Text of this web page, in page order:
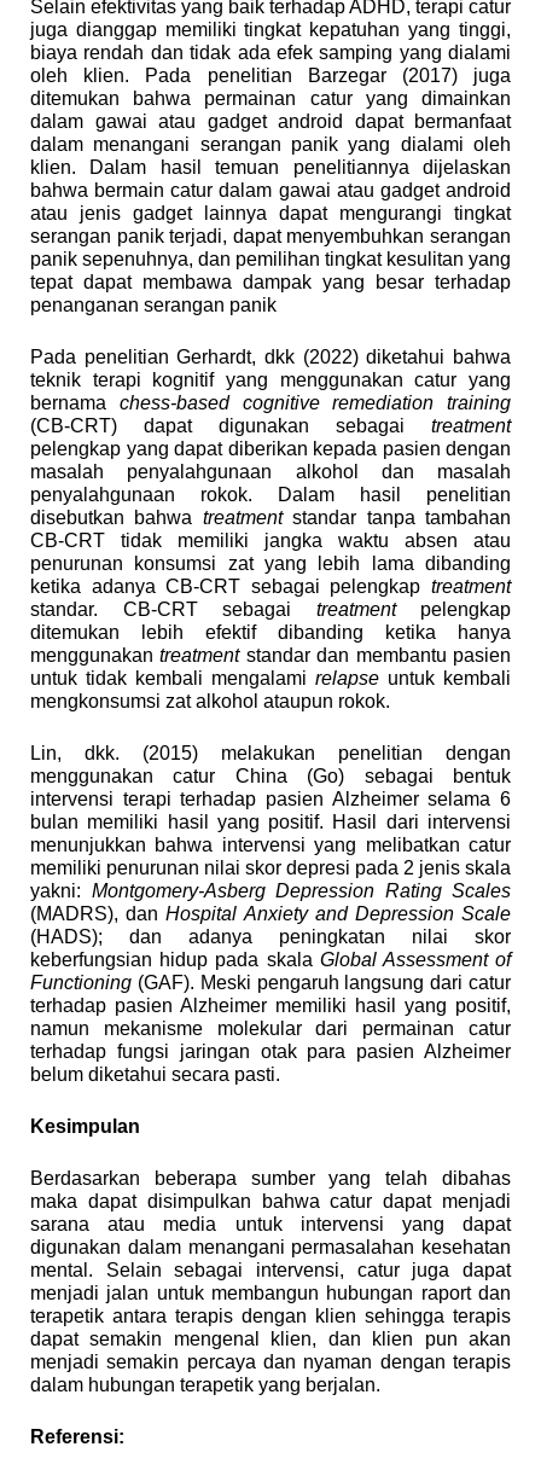
Selain efektivitas yang baik terhadap ADHD, terapi catur
juga dianggap memiliki tingkat kepatuhan yang tinggi,
biaya rendah dan tidak ada efek samping yang dialami
oleh klien. Pada penelitian Barzegar (2017) juga
ditemukan bahwa permainan catur yang dimainkan
dalam gawai atau gadget android dapat bermanfaat
dalam menangani serangan panik yang dialami oleh
klien. Dalam hasil temuan penelitiannya dijelaskan
bahwa bermain catur dalam gawai atau gadget android
atau jenis gadget lainnya dapat mengurangi tingkat
serangan panik terjadi, dapat menyembuhkan serangan
panik sepenuhnya, dan pemilihan tingkat kesulitan yang
tepat dapat membawa dampak yang besar terhadap
penanganan serangan panik
Pada penelitian Gerhardt, dkk (2022) diketahui bahwa
teknik terapi kognitif yang menggunakan catur yang
bernama chess-based cognitive remediation training
(CB-CRT) dapat digunakan sebagai treatment
pelengkap yang dapat diberikan kepada pasien dengan
masalah penyalahgunaan alkohol dan masalah
penyalahgunaan rokok. Dalam hasil penelitian
disebutkan bahwa treatmentstandar tanpa tambahan
CB-CRT tidak memiliki jangka waktu absen atau
penurunan konsumsi zat yang lebih lama dibanding
ketika adanya CB-CRT sebagai pelengkap treatment
standar. CB-CRT sebagai treatmentpelengkap
ditemukan lebih efektif dibanding ketika hanya
menggunakantreatmentstandar dan membantu pasien
untuk tidak kembali mengalami relapse untuk kembali
mengkonsumsi zat alkohol ataupun rokok.
Lin, dkk. (2015) melakukan penelitian dengan
menggunakan catur China (Go) sebagai bentuk
intervensi terapi terhadap pasien Alzheimer selama 6
bulan memiliki hasil yang positif. Hasil dari intervensi
menunjukkan bahwa intervensi yang melibatkan catur
memiliki penurunan nilai skor depresi pada 2 jenis skala
yakni: Montgomery-Asberg Depression Rating Scales
(MADRS), danHospital Anxiety and Depression Scale
(HADS); dan adanya peningkatan nilai skor
keberfungsian hidup pada skala Global Assessment of
Functioning (GAF). Meski pengaruh langsung dari catur
terhadap pasien Alzheimer memiliki hasil yang positif,
namun mekanisme molekular dari permainan catur
terhadap fungsi jaringan otak para pasien Alzheimer
belum diketahui secara pasti.
Kesimpulan
Berdasarkan beberapa sumber yang telah dibahas
maka dapat disimpulkan bahwa catur dapat menjadi
sarana atau media untuk intervensi yang dapat
digunakan dalam menangani permasalahan kesehatan
mental. Selain sebagai intervensi, catur juga dapat
menjadi jalan untuk membangun hubungan raport dan
terapetik antara terapis dengan klien sehingga terapis
dapat semakin mengenal klien, dan klien pun akan
menjadi semakin percaya dan nyaman dengan terapis
dalam hubungan terapetik yang berjalan.
Referensi: